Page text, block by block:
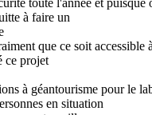
toute l'année et puisque
à faire un
que ce soit accessible
ce projet
à géantourisme pour le
en situation